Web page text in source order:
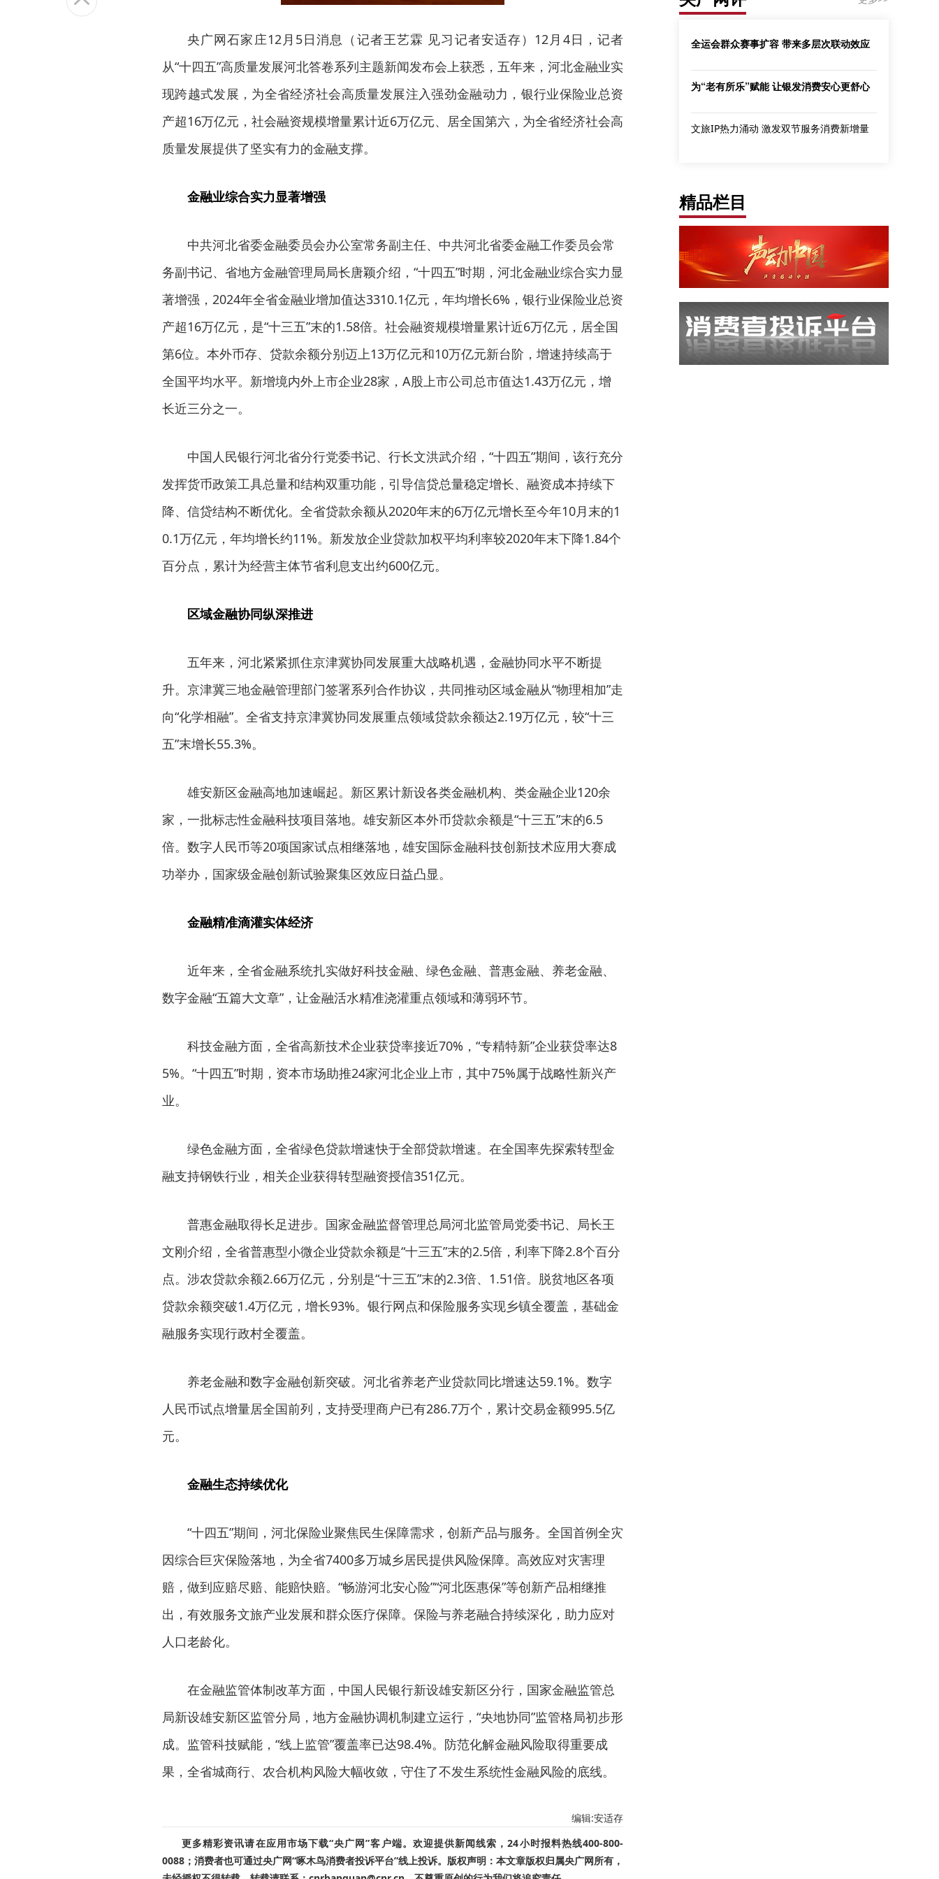
央广网石家庄12月5日消息（记者王艺霖 见习记者安适存）12月4日，记者
从“十四五”高质量发展河北答卷系列主题新闻发布会上获悉，五年来，河北金融业实
现跨越式发展，为全省经济社会高质量发展注入强劲金融动力，银行业保险业总资
产超16万亿元，社会融资规模增量累计近6万亿元、居全国第六，为全省经济社会高
质量发展提供了坚实有力的金融支撑。
金融业综合实力显著增强
中共河北省委金融委员会办公室常务副主任、中共河北省委金融工作委员会常
务副书记、省地方金融管理局局长唐颖介绍，“十四五”时期，河北金融业综合实力显
著增强，2024年全省金融业增加值达3310.1亿元，年均增长6%，银行业保险业总资
产超16万亿元，是“十三五”末的1.58倍。社会融资规模增量累计近6万亿元，居全国
第6位。本外币存、贷款余额分别迈上13万亿元和10万亿元新台阶，增速持续高于
全国平均水平。新增境内外上市企业28家，A股上市公司总市值达1.43万亿元，增
长近三分之一。
中国人民银行河北省分行党委书记、行长文洪武介绍，“十四五”期间，该行充分
发挥货币政策工具总量和结构双重功能，引导信贷总量稳定增长、融资成本持续下
降、信贷结构不断优化。全省贷款余额从2020年末的6万亿元增长至今年10月末的1
0.1万亿元，年均增长约11%。新发放企业贷款加权平均利率较2020年末下降1.84个
百分点，累计为经营主体节省利息支出约600亿元。
区域金融协同纵深推进
五年来，河北紧紧抓住京津冀协同发展重大战略机遇，金融协同水平不断提
升。京津冀三地金融管理部门签署系列合作协议，共同推动区域金融从“物理相加”走
向“化学相融”。全省支持京津冀协同发展重点领域贷款余额达2.19万亿元，较“十三
五”末增长55.3%。
雄安新区金融高地加速崛起。新区累计新设各类金融机构、类金融企业120余
家，一批标志性金融科技项目落地。雄安新区本外币贷款余额是“十三五”末的6.5
倍。数字人民币等20项国家试点相继落地，雄安国际金融科技创新技术应用大赛成
功举办，国家级金融创新试验聚集区效应日益凸显。
金融精准滴灌实体经济
近年来，全省金融系统扎实做好科技金融、绿色金融、普惠金融、养老金融、
数字金融“五篇大文章”，让金融活水精准浇灌重点领域和薄弱环节。
科技金融方面，全省高新技术企业获贷率接近70%，“专精特新”企业获贷率达8
5%。“十四五”时期，资本市场助推24家河北企业上市，其中75%属于战略性新兴产
业。
绿色金融方面，全省绿色贷款增速快于全部贷款增速。在全国率先探索转型金
融支持钢铁行业，相关企业获得转型融资授信351亿元。
普惠金融取得长足进步。国家金融监督管理总局河北监管局党委书记、局长王
文刚介绍，全省普惠型小微企业贷款余额是“十三五”末的2.5倍，利率下降2.8个百分
点。涉农贷款余额2.66万亿元，分别是“十三五”末的2.3倍、1.51倍。脱贫地区各项
贷款余额突破1.4万亿元，增长93%。银行网点和保险服务实现乡镇全覆盖，基础金
融服务实现行政村全覆盖。
养老金融和数字金融创新突破。河北省养老产业贷款同比增速达59.1%。数字
人民币试点增量居全国前列，支持受理商户已有286.7万个，累计交易金额995.5亿
元。
金融生态持续优化
“十四五”期间，河北保险业聚焦民生保障需求，创新产品与服务。全国首例全灾
因综合巨灾保险落地，为全省7400多万城乡居民提供风险保障。高效应对灾害理
赔，做到应赔尽赔、能赔快赔。“畅游河北安心险”“河北医惠保”等创新产品相继推
出，有效服务文旅产业发展和群众医疗保障。保险与养老融合持续深化，助力应对
人口老龄化。
在金融监管体制改革方面，中国人民银行新设雄安新区分行，国家金融监管总
局新设雄安新区监管分局，地方金融协调机制建立运行，“央地协同”监管格局初步形
成。监管科技赋能，“线上监管”覆盖率已达98.4%。防范化解金融风险取得重要成
果，全省城商行、农合机构风险大幅收敛，守住了不发生系统性金融风险的底线。
编辑:安适存
更多精彩资讯请在应用市场下载“央广网”客户端。欢迎提供新闻线索，24小时报料热线400-800-
0088；消费者也可通过央广网“啄木鸟消费者投诉平台”线上投诉。版权声明：本文章版权归属央广网所有，
全运会群众赛事扩容 带来多层次联动效应
为“老有所乐”赋能 让银发消费安心更舒心
文旅IP热力涌动 激发双节服务消费新增量
精品栏目